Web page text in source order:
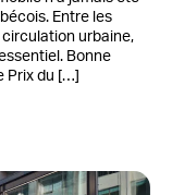
Entre les
urbaine,
Bonne
Prix du […]